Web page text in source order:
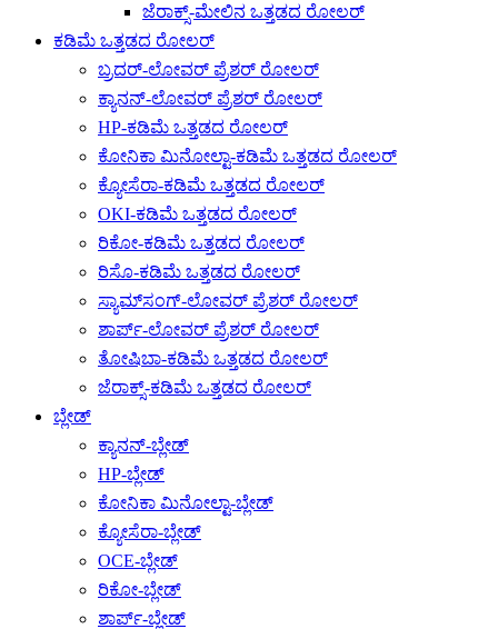
ಜೆರಾಕ್ಸ್-ಮೇಲಿನ ಒತ್ತಡದ ರೋಲರ್
ಕಡಿಮೆ ಒತ್ತಡದ ರೋಲರ್
ಬ್ರದರ್-ಲೋವರ್ ಪ್ರೆಶರ್ ರೋಲರ್
ಕ್ಯಾನನ್-ಲೋವರ್ ಪ್ರೆಶರ್ ರೋಲರ್
HP-ಕಡಿಮೆ ಒತ್ತಡದ ರೋಲರ್
ಕೋನಿಕಾ ಮಿನೋಲ್ಟಾ-ಕಡಿಮೆ ಒತ್ತಡದ ರೋಲರ್
ಕ್ಯೋಸೆರಾ-ಕಡಿಮೆ ಒತ್ತಡದ ರೋಲರ್
OKI-ಕಡಿಮೆ ಒತ್ತಡದ ರೋಲರ್
ರಿಕೋ-ಕಡಿಮೆ ಒತ್ತಡದ ರೋಲರ್
ರಿಸೊ-ಕಡಿಮೆ ಒತ್ತಡದ ರೋಲರ್
ಸ್ಯಾಮ್‌ಸಂಗ್-ಲೋವರ್ ಪ್ರೆಶರ್ ರೋಲರ್
ಶಾರ್ಪ್-ಲೋವರ್ ಪ್ರೆಶರ್ ರೋಲರ್
ತೋಷಿಬಾ-ಕಡಿಮೆ ಒತ್ತಡದ ರೋಲರ್
ಜೆರಾಕ್ಸ್-ಕಡಿಮೆ ಒತ್ತಡದ ರೋಲರ್
ಬ್ಲೇಡ್
ಕ್ಯಾನನ್-ಬ್ಲೇಡ್
HP-ಬ್ಲೇಡ್
ಕೋನಿಕಾ ಮಿನೋಲ್ಟಾ-ಬ್ಲೇಡ್
ಕ್ಯೋಸೆರಾ-ಬ್ಲೇಡ್
OCE-ಬ್ಲೇಡ್
ರಿಕೋ-ಬ್ಲೇಡ್
ಶಾರ್ಪ್-ಬ್ಲೇಡ್